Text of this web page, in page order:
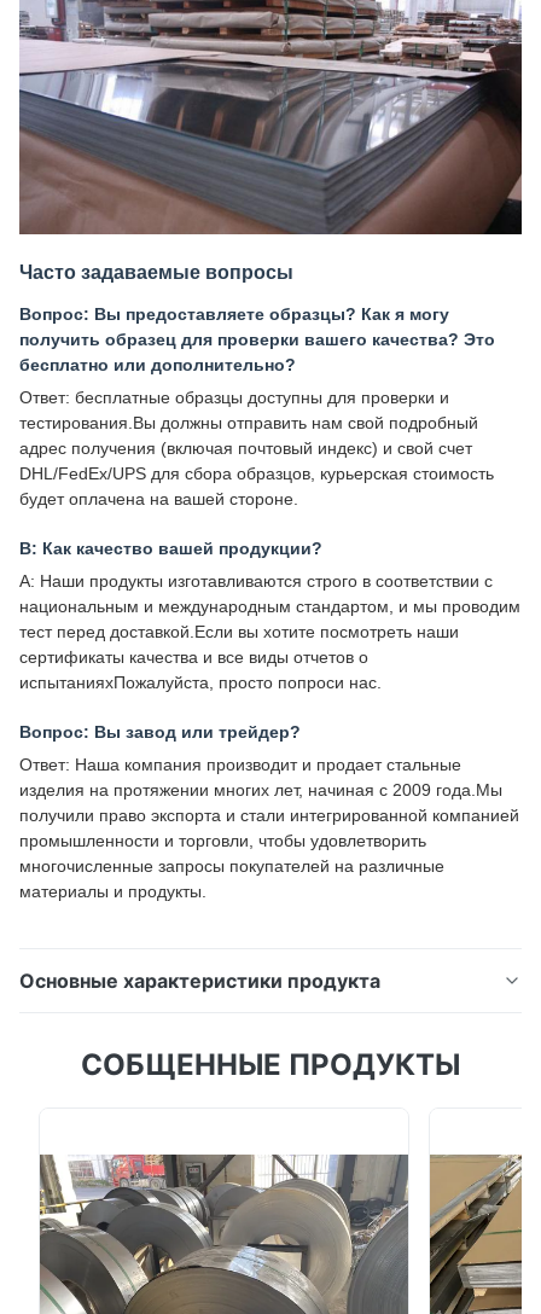
Часто задаваемые вопросы
Вопрос: Вы предоставляете образцы? Как я могу
получить образец для проверки вашего качества? Это
бесплатно или дополнительно?
Ответ: бесплатные образцы доступны для проверки и
тестирования.Вы должны отправить нам свой подробный
адрес получения (включая почтовый индекс) и свой счет
DHL/FedEx/UPS для сбора образцов, курьерская стоимость
будет оплачена на вашей стороне.
В: Как качество вашей продукции?
A: Наши продукты изготавливаются строго в соответствии с
национальным и международным стандартом, и мы проводим
тест перед доставкой.Если вы хотите посмотреть наши
сертификаты качества и все виды отчетов о
испытанияхПожалуйста, просто попроси нас.
Вопрос: Вы завод или трейдер?
Ответ: Наша компания производит и продает стальные
изделия на протяжении многих лет, начиная с 2009 года.Мы
получили право экспорта и стали интегрированной компанией
промышленности и торговли, чтобы удовлетворить
многочисленные запросы покупателей на различные
материалы и продукты.
Основные характеристики продукта
горячее погружение Промышленная Gi Плоская
горячее погружение Gi Плоская цинковая
Заявления Оцинкованный стальной лист широко
используется в строительстве, машиностроении,
СОБЩЕННЫЕ ПРОДУКТЫ